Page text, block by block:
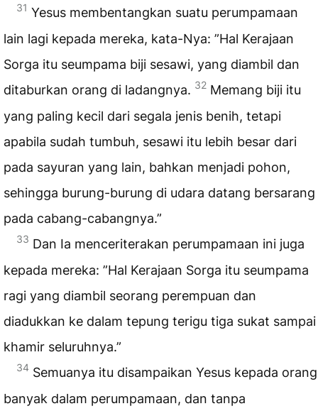
31 Yesus membentangkan suatu perumpamaan
lain lagi kepada mereka, kata-Nya: ”Hal Kerajaan
Sorga itu seumpama biji sesawi, yang diambil dan
ditaburkan orang di ladangnya. 32 Memang biji itu
yang paling kecil dari segala jenis benih, tetapi
apabila sudah tumbuh, sesawi itu lebih besar dari
pada sayuran yang lain, bahkan menjadi pohon,
sehingga burung-burung di udara datang bersarang
pada cabang-cabangnya.”
33 Dan Ia menceriterakan perumpamaan ini juga
kepada mereka: ”Hal Kerajaan Sorga itu seumpama
ragi yang diambil seorang perempuan dan
diadukkan ke dalam tepung terigu tiga sukat sampai
khamir seluruhnya.”
34 Semuanya itu disampaikan Yesus kepada orang
banyak dalam perumpamaan, dan tanpa